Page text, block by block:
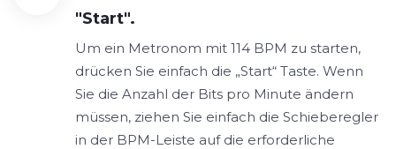
"Start".
Um ein Metronom mit 114 BPM zu starten,
drücken Sie einfach die „Start“ Taste. Wenn
Sie die Anzahl der Bits pro Minute ändern
müssen, ziehen Sie einfach die Schieberegler
in der BPM-Leiste auf die erforderliche